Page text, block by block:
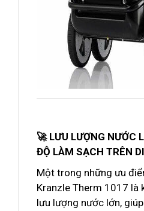
🚀 LƯU LƯỢNG NƯỚC
ĐỘ LÀM SẠCH TRÊN
Một trong những ưu
Kranzle Therm 1017 là
lưu lượng nước lớn,